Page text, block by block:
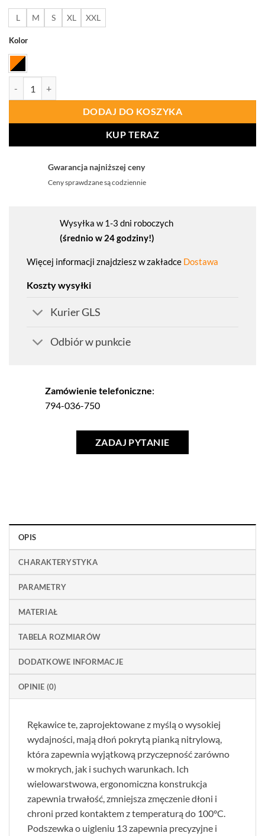
L M S XL XXL
Kolor
DODAJ DO KOSZYKA
KUP TERAZ
Gwarancja najniższej ceny
Ceny sprawdzane są codziennie
Wysyłka w 1-3 dni roboczych
(średnio w 24 godziny!)
Więcej informacji znajdziesz w zakładce Dostawa
Koszty wysyłki
Kurier GLS
Odbiór w punkcie
Zamówienie telefoniczne:
794-036-750
ZADAJ PYTANIE
OPIS
CHARAKTERYSTYKA
PARAMETRY
MATERIAŁ
TABELA ROZMIARÓW
DODATKOWE INFORMACJE
OPINIE (0)
Rękawice te, zaprojektowane z myślą o wysokiej
wydajności, mają dłoń pokrytą pianką nitrylową,
która zapewnia wyjątkową przyczepność zarówno
w mokrych, jak i suchych warunkach. Ich
wielowarstwowa, ergonomiczna konstrukcja
zapewnia trwałość, zmniejsza zmęczenie dłoni i
chroni przed kontaktem z temperaturą do 100°C.
Podszewka o uigleniu 13 zapewnia precyzyjne i